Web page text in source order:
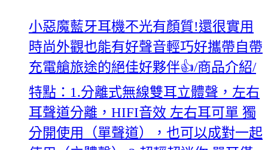
小惡魔藍牙耳機不光有顏質!還很實用
時尚外觀也能有好聲音輕巧好攜帶自帶
充電艙旅途的絕佳好夥伴👍/商品介紹/
特點：1.分離式無線雙耳立體聲，左右
耳聲道分離，HIFI音效 左右耳可單 獨
分開使用（單聲道），也可以成對一起